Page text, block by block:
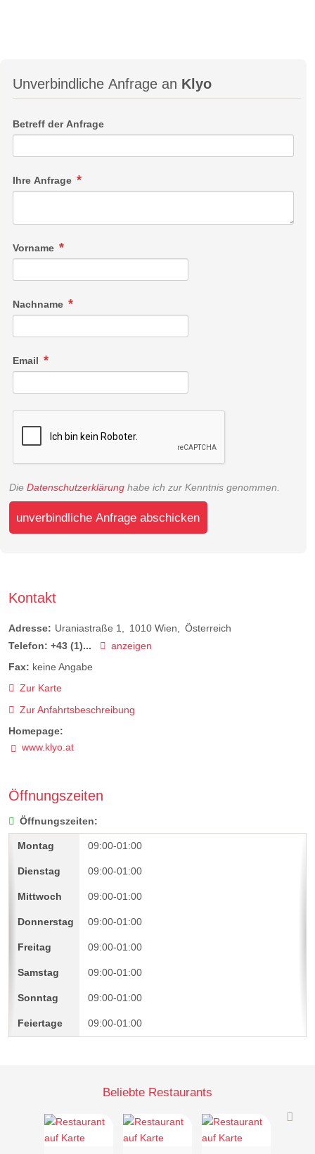
Unverbindliche Anfrage an Klyo
Betreff der Anfrage
Ihre Anfrage
Vorname
Nachname
Email
Die Datenschutzerklärung habe ich zur Kenntnis genommen.
unverbindliche Anfrage abschicken
Kontakt
Adresse: Uraniastraße 1 1010 Wien
Österreich
Telefon: +43 (1)...
anzeigen
Fax: keine Angabe
Zur Karte
Zur Anfahrtsbeschreibung
Homepage:
www.klyo.at
Öffnungszeiten
Öffnungszeiten:
09:00-01:00
09:00-01:00
09:00-01:00
09:00-01:00
09:00-01:00
09:00-01:00
09:00-01:00
09:00-01:00
Beliebte Restaurants